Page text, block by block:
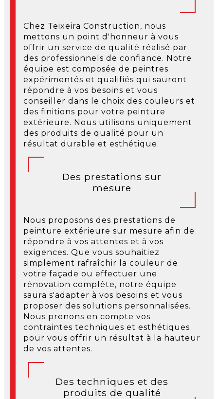
Chez Teixeira Construction, nous
mettons un point d'honneur à vous
offrir un service de qualité réalisé par
des professionnels de confiance. Notre
équipe est composée de peintres
expérimentés et qualifiés qui sauront
répondre à vos besoins et vous
conseiller dans le choix des couleurs et
des finitions pour votre peinture
extérieure. Nous utilisons uniquement
des produits de qualité pour un
résultat durable et esthétique.
Des prestations sur
mesure
Nous proposons des prestations de
peinture extérieure sur mesure afin de
répondre à vos attentes et à vos
exigences. Que vous souhaitiez
simplement rafraîchir la couleur de
votre façade ou effectuer une
rénovation complète, notre équipe
saura s'adapter à vos besoins et vous
proposer des solutions personnalisées.
Nous prenons en compte vos
contraintes techniques et esthétiques
pour vous offrir un résultat à la hauteur
de vos attentes.
Des techniques et des
produits de qualité